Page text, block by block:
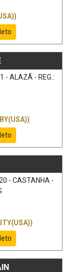
- ALAZÃ - REG.:
- CASTANHA -